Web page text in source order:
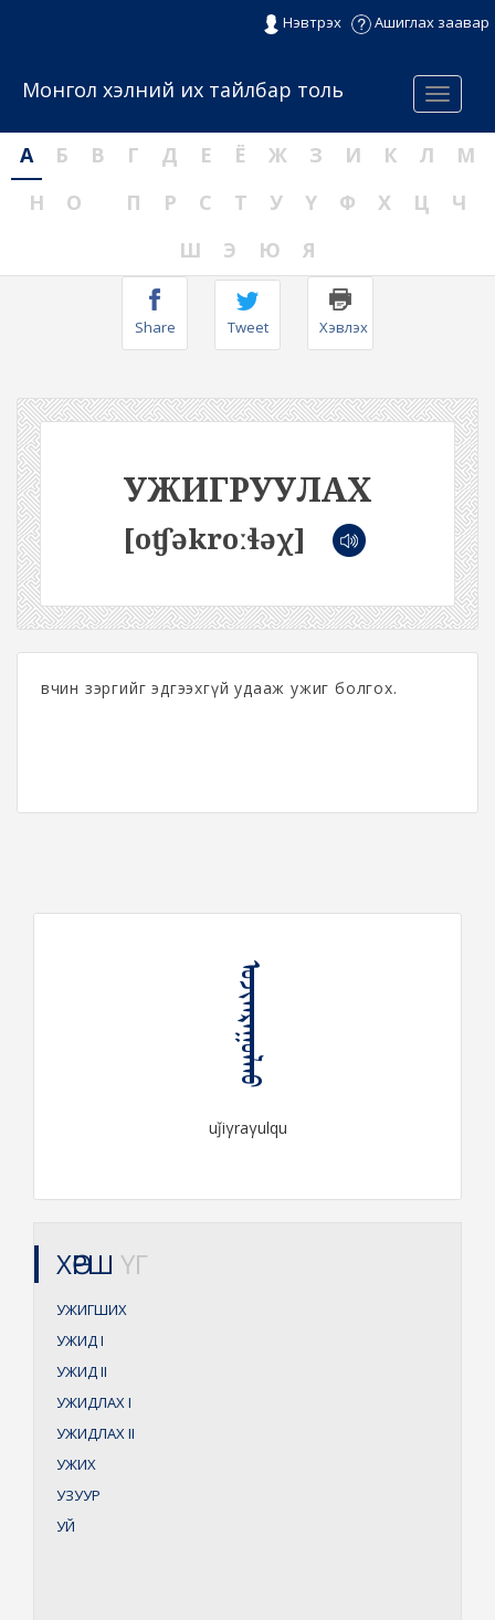
Нэвтрэх Ашиглах заавар
Menu
Монгол хэлний их тайлбар толь
А Б В Г Д Е Ё Ж З И К Л
М
Н
О П Р С Т У Ү Ф Х Ц
Ч
Ш
Э Ю Я
Share Tweet Хэвлэх
УЖИГРУУЛАХ
[oʧəkroːɬəχ]
Өвчин зэргийг эдгээхгүй удааж ужиг болгох.
ᠤᠵᠢᠭᠷᠠᠭᠤᠯᠬᠤ
uǰiγraγulqu
ХӨРШ ҮГ
УЖИГШИХ
УЖИДI
УЖИДII
УЖИДЛАХI
УЖИДЛАХII
УЖИХ
УЗУУР
УЙ